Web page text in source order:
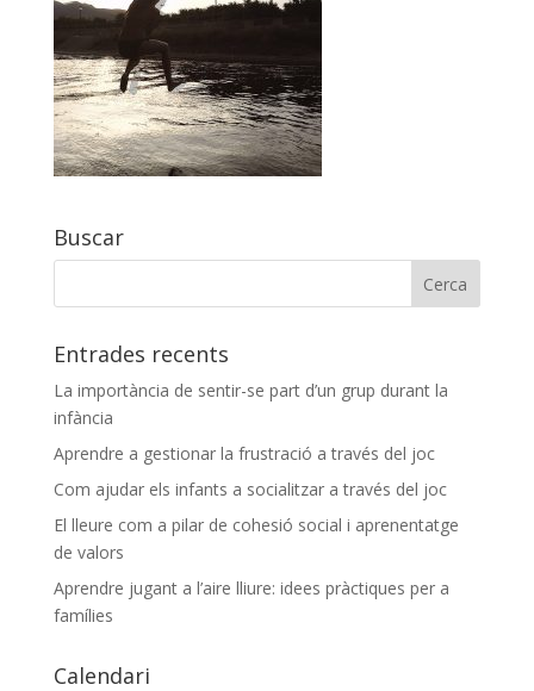
Buscar
Entrades recents
La importància de sentir-se part d’un grup durant la
infància
Aprendre a gestionar la frustració a través del joc
Com ajudar els infants a socialitzar a través del joc
El lleure com a pilar de cohesió social i aprenentatge
de valors
Aprendre jugant a l’aire lliure: idees pràctiques per a
famílies
Calendari